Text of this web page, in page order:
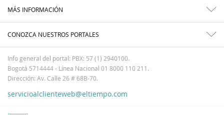
MÁS INFORMACIÓN
CONOZCA NUESTROS PORTALES
Info general del portal: PBX: 57 (1) 2940100.
Bogotá 5714444 - Línea Nacional 01 8000 110 211.
Dirección: Av. Calle 26 # 68B-70.
servicioalclienteweb@eltiempo.com